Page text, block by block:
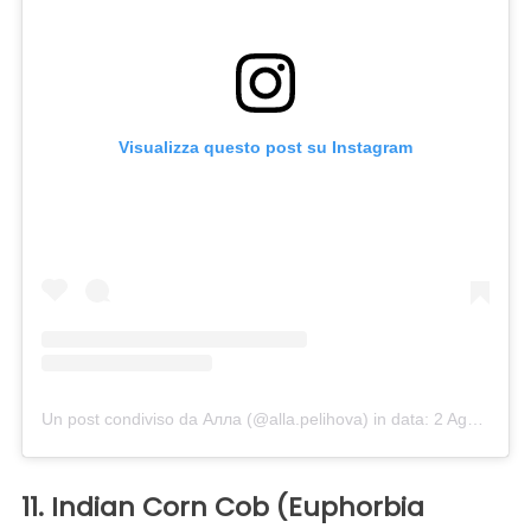
Visualizza questo post su Instagram
Un post condiviso da Алла (@alla.pelihova) in data: 2 Ago 2018 alle ore 3:51 PDT
11. Indian Corn Cob (Euphorbia